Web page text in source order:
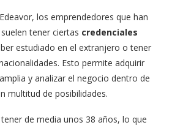
los emprendedores que han
tener ciertas credenciales
estudiado en el extranjero o tener
Esto permite adquirir
y analizar el negocio dentro de
multitud de posibilidades.
de media unos 38 años, lo que